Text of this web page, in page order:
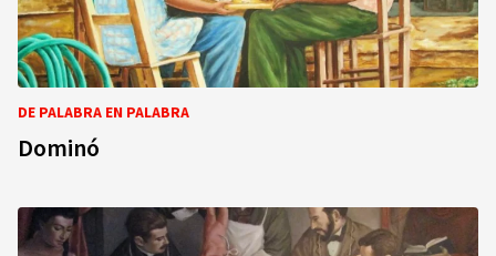
DE PALABRA EN PALABRA
Dominó